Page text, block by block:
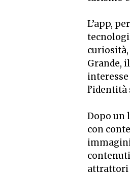
L’app,
Grande,
l’identità
Dopo un
con
attrattori